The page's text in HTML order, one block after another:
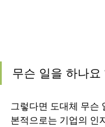
무슨 일을 하나요
그렇다면 도대체 무슨
본적으로는 기업의 인